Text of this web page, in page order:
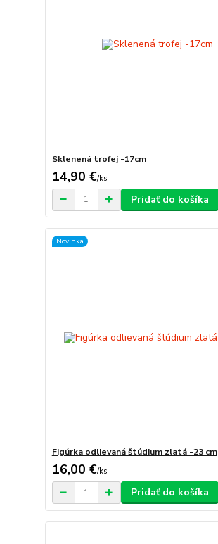
Sklenená trofej -17cm
14,90 €/ks
Pridať do košíka
Novinka
Figúrka odlievaná štúdium zlatá -23 cm
16,00 €/ks
Pridať do košíka